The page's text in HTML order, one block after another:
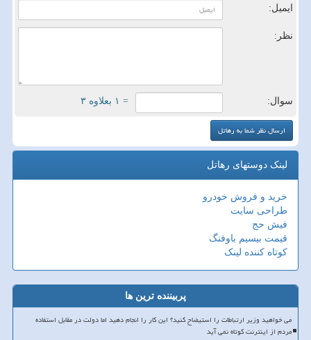
ایمیل:
نظر:
سوال: = ۱ بعلاوه ۳
لینک دوستهای رهاتل
خرید و فروش خودرو
طراحی سایت
فیش حج
قیمت بیسیم باوفنگ
کوتاه کننده لینک
پربیننده ترین ها
می خواهید وزیر ارتباطات را استیضاح کنید؟ این کار را انجام دهید اما دولت در مقابل استفاده
مردم از اینترنت کوتاه نمی آید